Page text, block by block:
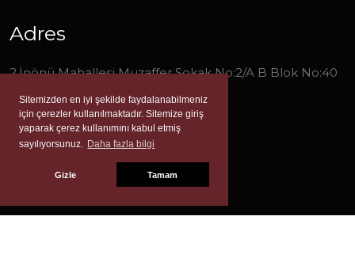
Sitemizden en iyi şekilde faydalanabilmeniz
için çerezler kullanılmaktadır. Sitemize giriş
yaparak çerez kullanımını kabul etmiş
sayılıyorsunuz. Daha fazla bilgi
Gizle Tamam
Adres
2.İnönü Mahallesi Muzaffer Sokak No:2/A B Blok No:40
Narlıdere/İzmir
0 (232) 277 0 278
info@liverayayinevi.com